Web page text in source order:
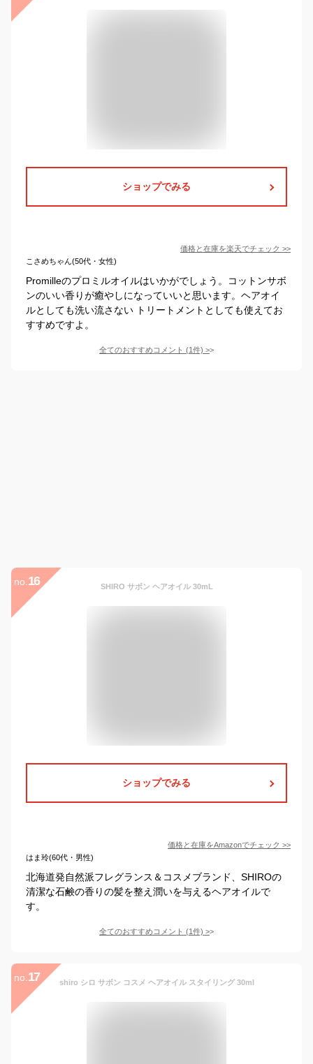
ショップでみる
価格と在庫を楽天でチェック >>
こさめちゃん(50代・女性)
Promilleのプロミルオイルはいかがでしょう。コットンサボ
ンのいい香りが癒やしになっていいと思います。ヘアオイ
ルとしても洗い流さない トリートメントとしても使えてお
すすめですよ。
全てのおすすめコメント (1件) >
no. 16 SHIRO サボン ヘアオイル 30mL
ショップでみる
価格と在庫をAmazonでチェック >>
はま玲(60代・男性)
北海道発自然派フレグランス＆コスメブランド、SHIROの
清潔な石鹸の香りの髪を整え潤いを与えるヘアオイルで
す。
全てのおすすめコメント (1件) >
no. 17 shiro シロ サボン コスメ ヘアオイル スタイリング 30ml